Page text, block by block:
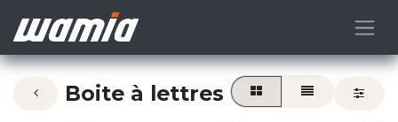
Boite à lettres